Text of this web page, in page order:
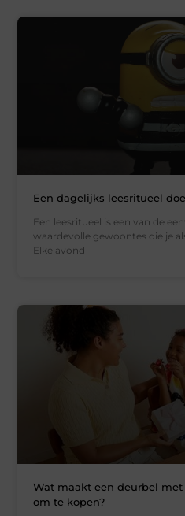
Een dagelijks leesritueel
Een leesritueel is een van de
waardevolle gewoontes die je
Elke avond
Wat maakt een deurbel
om te kopen?